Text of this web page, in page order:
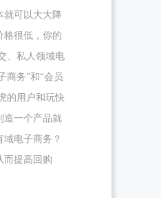
就可以大大降
格很低，你的
、私人领域电
商务”和“会员
的用户和玩快
造一个产品就
电子商务？
而提高回购